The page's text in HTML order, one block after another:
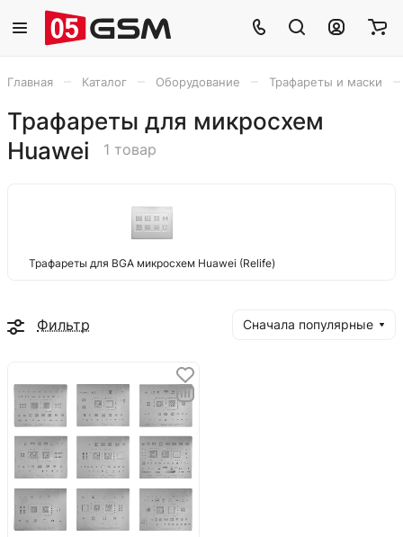
Главная Каталог Оборудование Трафареты и маски
Трафареты для микросхем
Huawei
1 товар
Трафареты для BGA микросхем Huawei (Relife)
Фильтр Сначала популярные